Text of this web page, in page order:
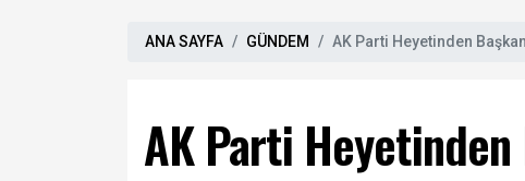
ANA SAYFA GÜNDEM AK Parti Heyetinden
AK Parti Heyetinden